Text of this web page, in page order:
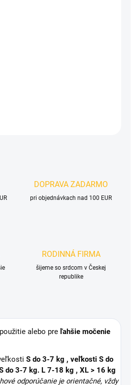
DOPRAVA ZADARMO
pri objednávkach nad 100 EUR
RODINNÁ FIRMA
šijeme so srdcom v Českej
republike
použitie alebo pre ľahšie močenie
S do 3-7 kg , veľkosti S do
do 3-7 kg. L 7-18 kg , XL > 16 kg
odporúčanie je orientačné, vždy